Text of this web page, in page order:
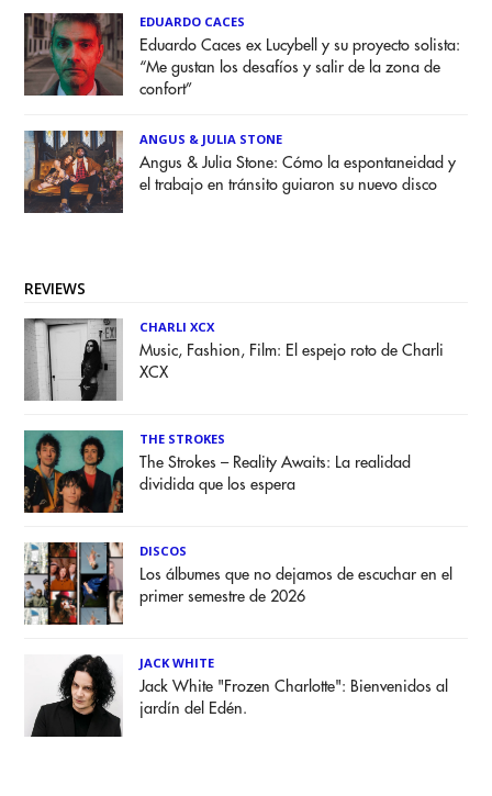
EDUARDO CACES
Eduardo Caces ex Lucybell y su proyecto solista:
“Me gustan los desafíos y salir de la zona de
confort”
ANGUS & JULIA STONE
Angus & Julia Stone: Cómo la espontaneidad y
el trabajo en tránsito guiaron su nuevo disco
REVIEWS
CHARLI XCX
Music, Fashion, Film: El espejo roto de Charli
XCX
THE STROKES
The Strokes – Reality Awaits: La realidad
dividida que los espera
DISCOS
Los álbumes que no dejamos de escuchar en el
primer semestre de 2026
JACK WHITE
Jack White "Frozen Charlotte": Bienvenidos al
jardín del Edén.